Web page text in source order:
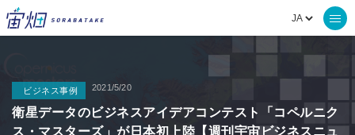
ビジネス事例 2021/5/20
衛星データのビジネスアイデアコンテスト「コペルニク
ス・マスターズ」が日本初上陸【週刊宇宙ビジネスニュ